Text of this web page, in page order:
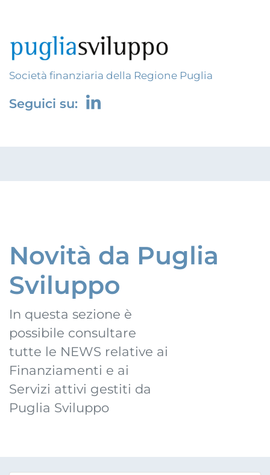
Società finanziaria della Regione Puglia
Seguici su:
Novità da Puglia
Sviluppo
In questa sezione è
possibile consultare
tutte le NEWS relative ai
Finanziamenti e ai
Servizi attivi gestiti da
Puglia Sviluppo